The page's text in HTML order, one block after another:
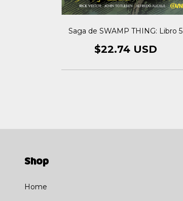
Saga de SWAMP THING: Libro 5
$22.74 USD
Shop
Home